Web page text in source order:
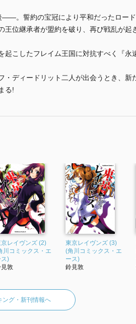
。誓約の宝冠により平和だったロー
位継承者が盟約を破り、再び戦乱が起
起こしたフレイム王国に対抗すべく『永
・ディードリット二人が出会うとき、新
る!
レイヴンズ (2)
川コミックス・エ
ス)
敦
東京レイヴンズ (3)
(角川コミックス・エ
ース)
鈴見敦
ング・新刊情報へ